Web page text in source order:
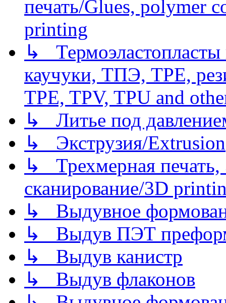
печать/Glues, polymer
printing
↳
каучуки, ТПЭ, TPE,
TPE, TPV, TPU and
↳ Литье под
↳ Экструзия/Extrusion
↳ Трехмерная
сканирование/3D
↳ Выдувное
↳ Выдув ПЭТ
↳ Выдув канистр
↳ Выдув флаконов